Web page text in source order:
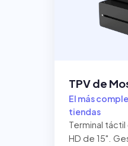
TPV de
El más
tiendas
Terminal
HD de 15".